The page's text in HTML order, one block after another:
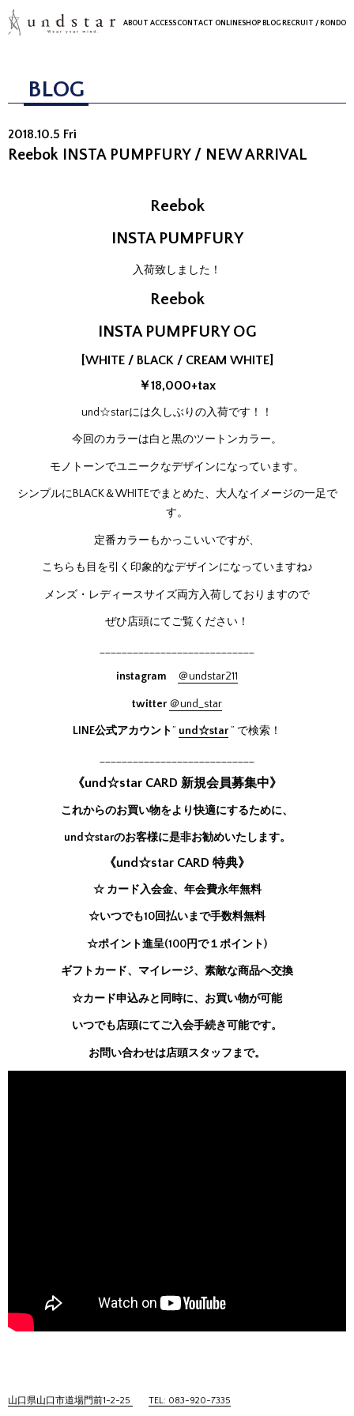
ABOUT ACCESSCONTACT ONLINESHOP BLOG RECRUIT / RONDO
BLOG
2018.10.5 Fri
Reebok INSTA PUMPFURY / NEW ARRIVAL
Reebok
INSTA PUMPFURY
入荷致しました！
Reebok
INSTA PUMPFURY OG
[WHITE / BLACK / CREAM WHITE]
￥18,000+tax
und☆starには久しぶりの入荷です！！
今回のカラーは白と黒のツートンカラー。
モノトーンでユニークなデザインになっています。
シンプルにBLACK＆WHITEでまとめた、大人なイメージの一足で
す。
定番カラーもかっこいいですが、
こちらも目を引く印象的なデザインになっていますね♪
メンズ・レディースサイズ両方入荷しておりますので
ぜひ店頭にてご覧ください！
instagram ＠undstar211
twitter ＠und_star
LINE公式アカウント” und☆star” で検索！
《und☆star CARD 新規会員募集中》
これからのお買い物をより快適にするために、
und☆starのお客様に是非お勧めいたします。
《und☆star CARD 特典》
☆ カード入会金、年会費永年無料
☆いつでも10回払いまで手数料無料
☆ポイント進呈(100円で１ポイント)
ギフトカード、マイレージ、素敵な商品へ交換
☆カード申込みと同時に、お買い物が可能
いつでも店頭にてご入会手続き可能です。
お問い合わせは店頭スタッフまで。
山口県山口市道場門前1-2-25 TEL: 083-920-7335